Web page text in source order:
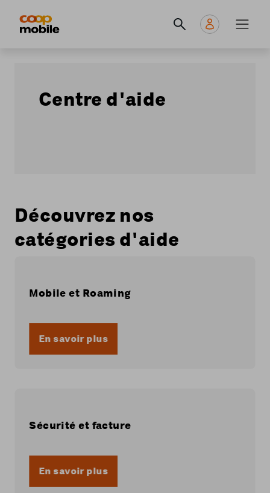
principale
Centre d'aide
Découvrez nos
catégories d'aide
Mobile et Roaming
En savoir plus
Sécurité et facture
En savoir plus